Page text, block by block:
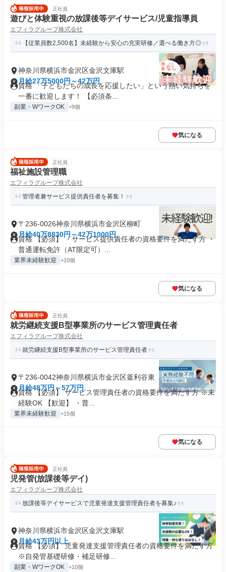
正社員
遊びと体験重視の放課後等デイサービス/児童指導員
エフィラグループ株式会社
【従業員数2,500名】未経験から安心の充実研修／選べる働き方◎
神奈川県横浜市金沢区金沢文庫駅
月給27万5000円～42万円
資格 「子どもたちの成長を応援したい」という熱い気持ちを
一番に歓迎します！ 【必須条...
副業・WワークOK +9個
気になる
正社員
福祉施設管理職
エフィラグループ株式会社
管理者兼サービス提供責任者を募集！
〒236-0026神奈川県横浜市金沢区柳町
月給40万8830円～42万1000円
資格 【必須】 ・サービス提供責任者の資格要件を満たす方 ・
普通運転免許（AT限定可）...
業界未経験歓迎 +10個
気になる
正社員
就労継続支援B型事業所のサービス管理責任者
エフィラグループ株式会社
就労継続支援B型事業所のサービス管理責任者
〒236-0042神奈川県横浜市金沢区釜利谷東
月給48万円～57万円
資格 【必須】 サービス管理責任者の資格要件を満たす方 ※未
経験OK 【歓迎】 ・普...
業界未経験歓迎 +15個
気になる
正社員
児発管(放課後等デイ)
エフィラグループ株式会社
放課後等デイサービスで児童発達支援管理責任者を募集♪
神奈川県横浜市金沢区金沢文庫駅
月給43万円以上
資格 【必須】 児童発達支援管理責任者の資格要件を満たす方
※自発管基礎研修・補足研修...
副業・WワークOK +10個